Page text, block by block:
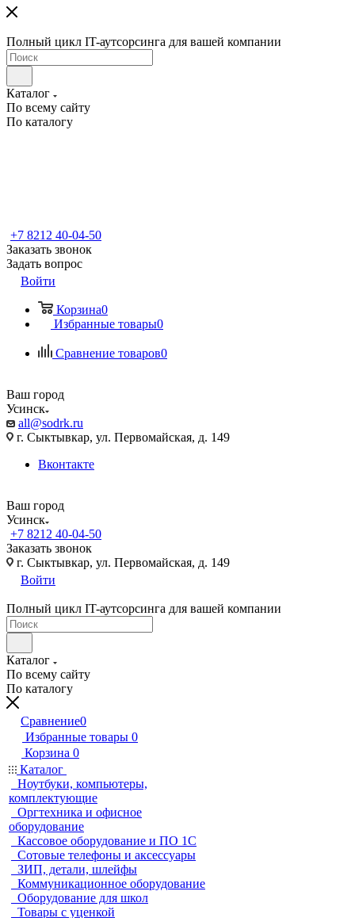
Полный цикл IT-аутсорсинга для вашей компании
Каталог
По всему сайту
По каталогу
+7 8212 40-04-50
Заказать звонок
Задать вопрос
Войти
Корзина0
Избранные товары0
Сравнение товаров0
Ваш город
Усинск
all@sodrk.ru
г. Сыктывкар, ул. Первомайская, д. 149
Вконтакте
Ваш город
Усинск
+7 8212 40-04-50
Заказать звонок
г. Сыктывкар, ул. Первомайская, д. 149
Войти
Полный цикл IT-аутсорсинга для вашей компании
Каталог
По всему сайту
По каталогу
Сравнение0
Избранные товары 0
Корзина 0
Каталог
Ноутбуки, компьютеры,
комплектующие
Оргтехника и офисное
оборудование
Кассовое оборудование и ПО 1С
Сотовые телефоны и аксессуары
ЗИП, детали, шлейфы
Коммуникационное оборудование
Оборудование для школ
Товары с уценкой